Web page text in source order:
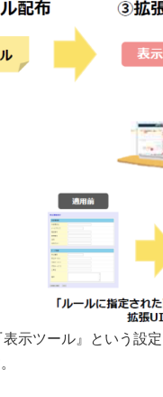
示ツール』という設